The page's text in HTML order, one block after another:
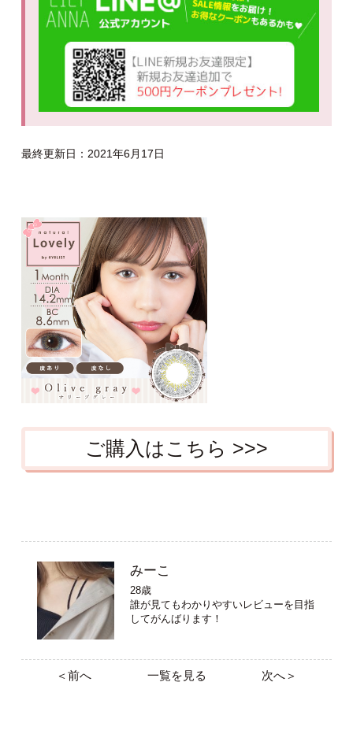
最終更新日：2021年6月17日
ご購入はこちら >>>
みーこ
28歳
誰が見てもわかりやすいレビューを目指
してがんばります！
＜前へ 一覧を見る 次へ＞